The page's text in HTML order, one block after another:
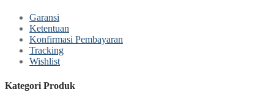
Garansi
Ketentuan
Konfirmasi Pembayaran
Tracking
Wishlist
Kategori Produk